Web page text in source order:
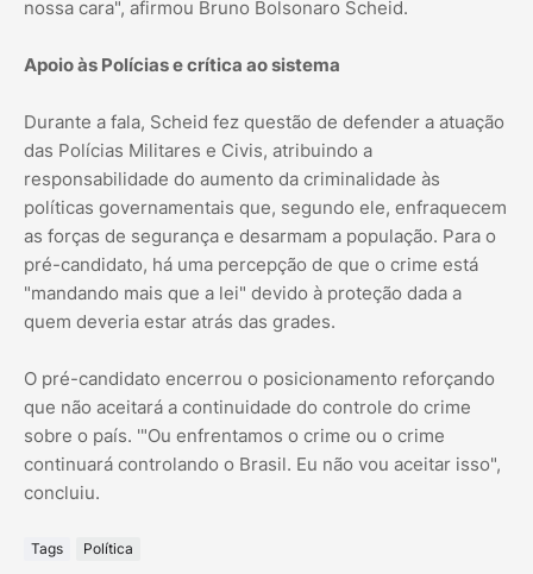
nossa cara", afirmou Bruno Bolsonaro Scheid.
Apoio às Polícias e crítica ao sistema
Durante a fala, Scheid fez questão de defender a atuação
das Polícias Militares e Civis, atribuindo a
responsabilidade do aumento da criminalidade às
políticas governamentais que, segundo ele, enfraquecem
as forças de segurança e desarmam a população. Para o
pré-candidato, há uma percepção de que o crime está
"mandando mais que a lei" devido à proteção dada a
quem deveria estar atrás das grades.
O pré-candidato encerrou o posicionamento reforçando
que não aceitará a continuidade do controle do crime
sobre o país. '"Ou enfrentamos o crime ou o crime
continuará controlando o Brasil. Eu não vou aceitar isso",
concluiu.
Tags Política